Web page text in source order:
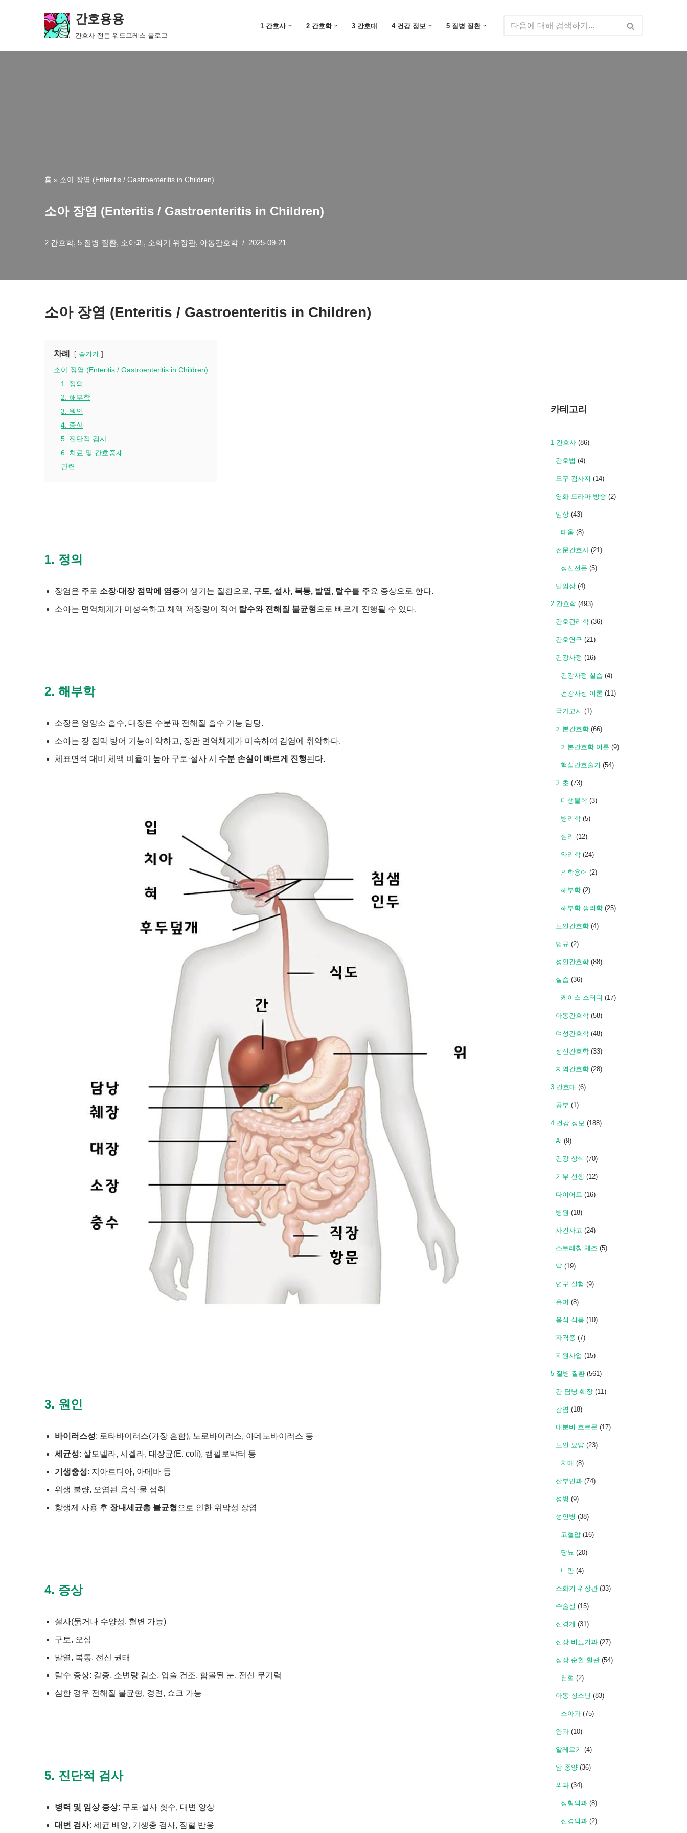
츠
간호용용
간호사 전문 워드프레스 블로그
1 간호사 2 간호학 3 간호대 4 건강 정보 5 질병 질환
홈 » 소아 장염 (Enteritis / Gastroenteritis in Children)
소아 장염 (Enteritis / Gastroenteritis in Children)
2 간호학, 5 질병 질환, 소아과, 소화기 위장관, 아동간호학 2025-09-21
소아 장염 (Enteritis / Gastroenteritis in Children)
차례 숨기기
소아 장염 (Enteritis / Gastroenteritis in Children)
1. 정의
2. 해부학
3. 원인
4. 증상
5. 진단적 검사
6. 치료 및 간호중재
관련
1. 정의
장염은 주로 소장·대장 점막에 염증이 생기는 질환으로, 구토, 설사, 복통, 발열, 탈수를 주요 증상으로 한다.
소아는 면역체계가 미성숙하고 체액 저장량이 적어 탈수와 전해질 불균형 으로 빠르게 진행될 수 있다.
2. 해부학
소장은 영양소 흡수, 대장은 수분과 전해질 흡수 기능 담당.
소아는 장 점막 방어 기능이 약하고, 장관 면역체계가 미숙하여 감염에 취약하다.
체표면적 대비 체액 비율이 높아 구토·설사 시 수분 손실이 빠르게 진행된다.
3. 원인
바이러스성: 로타바이러스(가장 흔함), 노로바이러스, 아데노바이러스 등
세균성: 살모넬라, 시겔라, 대장균(E. coli), 캠필로박터 등
기생충성: 지아르디아, 아메바 등
위생 불량, 오염된 음식·물 섭취
항생제 사용 후 장내세균총 불균형 으로 인한 위막성 장염
4. 증상
설사(묽거나 수양성, 혈변 가능)
구토, 오심
발열, 복통, 전신 권태
탈수 증상: 갈증, 소변량 감소, 입술 건조, 함몰된 눈, 전신 무기력
심한 경우 전해질 불균형, 경련, 쇼크 가능
5. 진단적 검사
병력 및 임상 증상: 구토·설사 횟수, 대변 양상
대변 검사: 세균 배양, 기생충 검사, 잠혈 반응
카테고리
1 간호사 (86)
간호법 (4)
도구 검사지 (14)
영화 드라마 방송 (2)
임상 (43)
태움 (8)
전문간호사 (21)
정신전문 (5)
탈임상 (4)
2 간호학 (493)
간호관리학 (36)
간호연구 (21)
건강사정 (16)
건강사정 실습 (4)
건강사정 이론 (11)
국가고시 (1)
기본간호학 (66)
기본간호학 이론 (9)
핵심간호술기 (54)
기초 (73)
미생물학 (3)
병리학 (5)
심리 (12)
약리학 (24)
의학용어 (2)
해부학 (2)
해부학 생리학 (25)
노인간호학 (4)
법규 (2)
성인간호학 (88)
실습 (36)
케이스 스터디 (17)
아동간호학 (58)
여성간호학 (48)
정신간호학 (33)
지역간호학 (28)
3 간호대 (6)
공부 (1)
4 건강 정보 (188)
Ai (9)
건강 상식 (70)
기부 선행 (12)
다이어트 (16)
병원 (18)
사건사고 (24)
스트레칭 체조 (5)
약 (19)
연구 실험 (9)
유머 (8)
음식 식품 (10)
자격증 (7)
지원사업 (15)
5 질병 질환 (561)
간 담낭 췌장 (11)
감염 (18)
내분비 호르몬 (17)
노인 요양 (23)
치매 (8)
산부인과 (74)
성병 (9)
성인병 (38)
고혈압 (16)
당뇨 (20)
비만 (4)
소화기 위장관 (33)
수술실 (15)
신경계 (31)
신장 비뇨기과 (27)
심장 순환 혈관 (54)
헌혈 (2)
아동 청소년 (83)
소아과 (75)
안과 (10)
알레르기 (4)
암 종양 (36)
외과 (34)
성형외과 (8)
신경외과 (2)